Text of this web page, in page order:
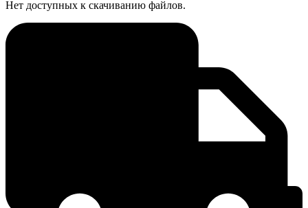
Нет доступных к скачиванию файлов.